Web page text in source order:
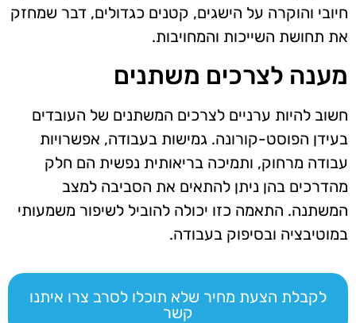
חיובי והוקרה על הישגים, קטנים כגדולים, דבר שמחזק
את תחושת השייכות והמחויבות.
מענה לצרכים משתנים
חשוב להיות ערניים לצרכים המשתנים של העובדים
בעידן הפוסט-קורונה. גמישות בעבודה, אפשרויות
עבודה מרחוק, ותמיכה בריאותית נפשית הם חלק
מהדרכים בהן ניתן להתאים את הסביבה למצב
המשתנה. התאמה כזו יכולה להוביל לשיפור משמעותי
במוטיבציה ובסיפוק בעבודה.
לקבלת הצעת מחיר שלא תוכלו לסרב צרו איתנו
קשר